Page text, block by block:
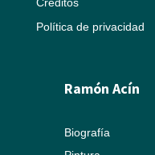
Créditos
Política de privacidad
Ramón Acín
Biografía